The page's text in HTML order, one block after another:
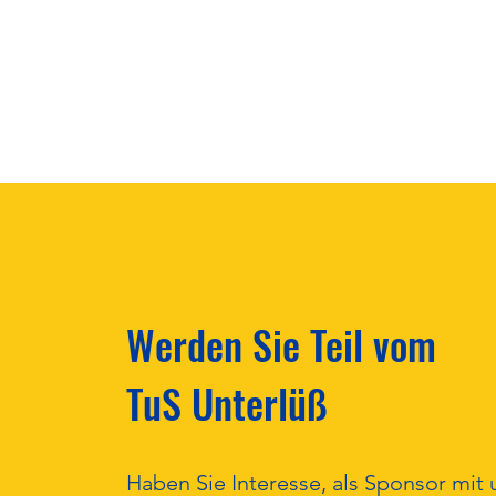
Werden Sie Teil vom
TuS Unterlüß
Haben Sie Interesse, als Sponsor mit